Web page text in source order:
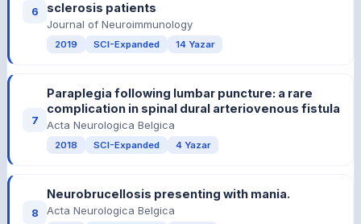
6
sclerosis patients
Journal of Neuroimmunology
2019 SCI-Expanded 14 Yazar
7
Paraplegia following lumbar puncture: a rare
complication in spinal dural arteriovenous fistula
Acta Neurologica Belgica
2018 SCI-Expanded 4 Yazar
8
Neurobrucellosis presenting with mania.
Acta Neurologica Belgica